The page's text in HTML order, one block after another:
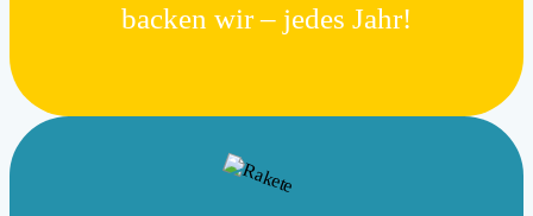
backen wir – jedes Jahr!